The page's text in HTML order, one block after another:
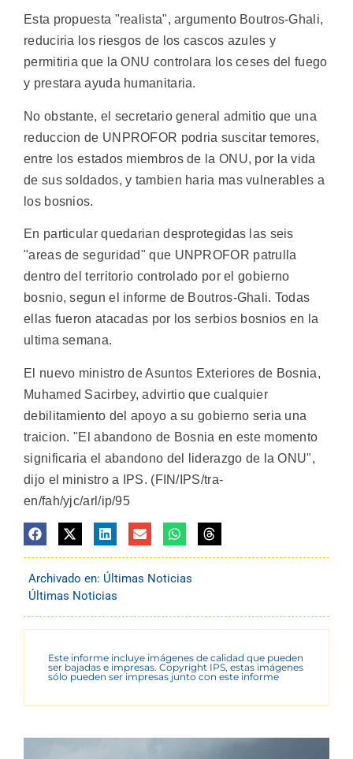
Esta propuesta "realista", argumento Boutros-Ghali,
reduciria los riesgos de los cascos azules y
permitiria que la ONU controlara los ceses del fuego
y prestara ayuda humanitaria.
No obstante, el secretario general admitio que una
reduccion de UNPROFOR podria suscitar temores,
entre los estados miembros de la ONU, por la vida
de sus soldados, y tambien haria mas vulnerables a
los bosnios.
En particular quedarian desprotegidas las seis
"areas de seguridad" que UNPROFOR patrulla
dentro del territorio controlado por el gobierno
bosnio, segun el informe de Boutros-Ghali. Todas
ellas fueron atacadas por los serbios bosnios en la
ultima semana.
El nuevo ministro de Asuntos Exteriores de Bosnia,
Muhamed Sacirbey, advirtio que cualquier
debilitamiento del apoyo a su gobierno seria una
traicion. "El abandono de Bosnia en este momento
significaria el abandono del liderazgo de la ONU",
dijo el ministro a IPS. (FIN/IPS/tra-
en/fah/yjc/arl/ip/95
Archivado en: Últimas Noticias
Últimas Noticias
Este informe incluye imágenes de calidad que pueden
ser bajadas e impresas. Copyright IPS, estas imágenes
sólo pueden ser impresas junto con este informe